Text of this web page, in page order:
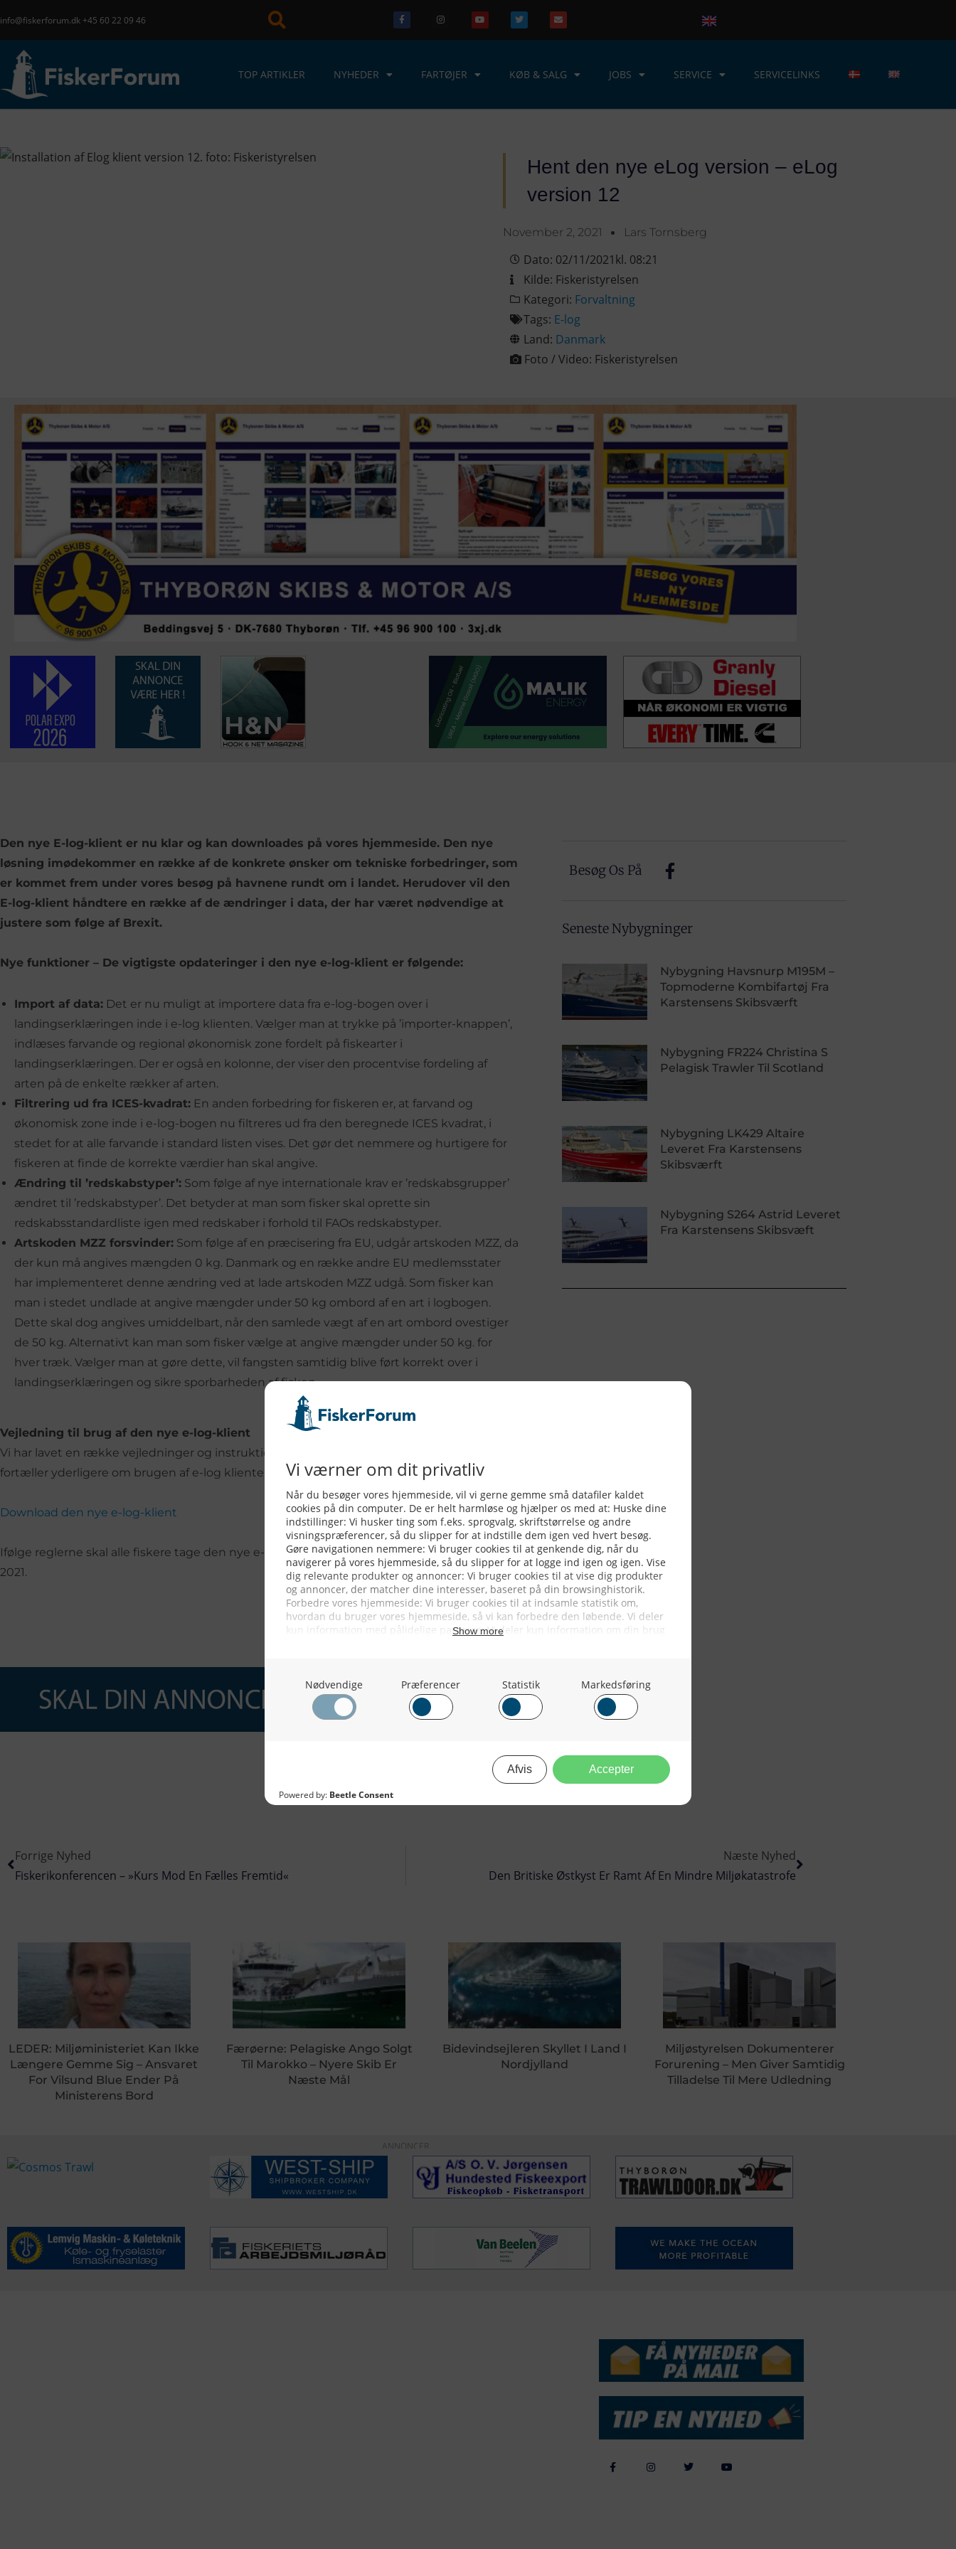
info@fiskerforum.dk +45 60 22 09 46
TOP ARTIKLER NYHEDER FARTØJER KØB & SALG JOBS SERVICE SERVICELINKS
Hent den nye eLog version – eLog
version 12
November 2, 2021 Lars Tornsberg
Dato: 02/11/2021kl. 08:21
Kilde: Fiskeristyrelsen
Kategori: Forvaltning
Tags: E-log
Land: Danmark
Foto / Video: Fiskeristyrelsen
Den nye E-log-klient er nu klar og kan downloades på vores hjemmeside. Den nye
løsning imødekommer en række af de konkrete ønsker om tekniske forbedringer, som
er kommet frem under vores besøg på havnene rundt om i landet. Herudover vil den
E-log-klient håndtere en række af de ændringer i data, der har været nødvendige at
justere som følge af Brexit.
Nye funktioner – De vigtigste opdateringer i den nye e-log-klient er følgende:
Import af data: Det er nu muligt at importere data fra e-log-bogen over i
landingserklæringen inde i e-log klienten. Vælger man at trykke på ’importer-knappen’,
indlæses farvande og regional økonomisk zone fordelt på fiskearter i
landingserklæringen. Der er også en kolonne, der viser den procentvise fordeling af
arten på de enkelte rækker af arten.
Filtrering ud fra ICES-kvadrat: En anden forbedring for fiskeren er, at farvand og
økonomisk zone inde i e-log-bogen nu filtreres ud fra den beregnede ICES kvadrat, i
stedet for at alle farvande i standard listen vises. Det gør det nemmere og hurtigere for
fiskeren at finde de korrekte værdier han skal angive.
Ændring til ’redskabstyper’: Som følge af nye internationale krav er ’redskabsgrupper’
ændret til ’redskabstyper’. Det betyder at man som fisker skal oprette sin
redskabsstandardliste igen med redskaber i forhold til FAOs redskabstyper.
Artskoden MZZ forsvinder: Som følge af en præcisering fra EU, udgår artskoden MZZ, da
der kun må angives mængden 0 kg. Danmark og en række andre EU medlemsstater
har implementeret denne ændring ved at lade artskoden MZZ udgå. Som fisker kan
man i stedet undlade at angive mængder under 50 kg ombord af en art i logbogen.
Dette skal dog angives umiddelbart, når den samlede vægt af en art ombord ovestiger
de 50 kg. Alternativt kan man som fisker vælge at angive mængder under 50 kg. for
hver træk. Vælger man at gøre dette, vil fangsten samtidig blive ført korrekt over i
landingserklæringen og sikre sporbarheden af fisken.
Vejledning til brug af den nye e-log-klient
Vi har lavet en række vejledninger og instruktionsvideoer på vores hjemmeside, som
fortæller yderligere om brugen af e-log klienten. Se materialet på hjemmesiden
Download den nye e-log-klient
Ifølge reglerne skal alle fiskere tage den nye e-log-klient i brug senest den 1. december
2021.
Besøg Os På
Seneste Nybygninger
Nybygning Havsnurp M195M –
Topmoderne Kombifartøj Fra
Karstensens Skibsværft
Nybygning FR224 Christina S
Pelagisk Trawler Til Scotland
Nybygning LK429 Altaire
Leveret Fra Karstensens
Skibsværft
Nybygning S264 Astrid Leveret
Fra Karstensens Skibsvæft
Forrige Nyhed
Fiskerikonferencen – »Kurs Mod En Fælles Fremtid«
Næste Nyhed
Den Britiske Østkyst Er Ramt Af En Mindre Miljøkatastrofe
LEDER: Miljøministeriet Kan Ikke
Længere Gemme Sig – Ansvaret
For Vilsund Blue Ender På
Ministerens Bord
Færøerne: Pelagiske Ango Solgt
Til Marokko – Nyere Skib Er
Næste Mål
Bidevindsejleren Skyllet I Land I
Nordjylland
Miljøstyrelsen Dokumenterer
Forurening – Men Giver Samtidig
Tilladelse Til Mere Udledning
ANNONCER